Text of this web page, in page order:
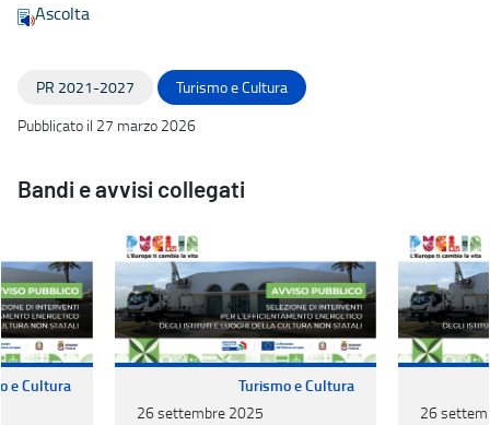
Ascolta
PR 2021-2027
Turismo e Cultura
Pubblicato il 27 marzo 2026
Bandi e avvisi collegati
e Cultura
Turismo e Cultura
26 settembre 2025
26